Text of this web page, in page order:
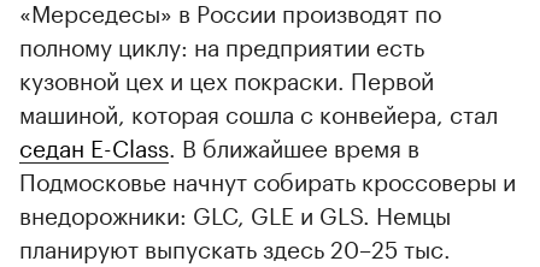
«Мерседесы» в России производят по
полному циклу: на предприятии есть
кузовной цех и цех покраски. Первой
машиной, которая сошла с конвейера, стал
седан E-Class . В ближайшее время в
Подмосковье начнут собирать кроссоверы и
внедорожники: GLC, GLE и GLS. Немцы
планируют выпускать здесь 20–25 тыс.